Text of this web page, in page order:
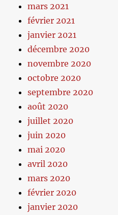
mars 2021
février 2021
janvier 2021
décembre 2020
novembre 2020
octobre 2020
septembre 2020
août 2020
juillet 2020
juin 2020
mai 2020
avril 2020
mars 2020
février 2020
janvier 2020